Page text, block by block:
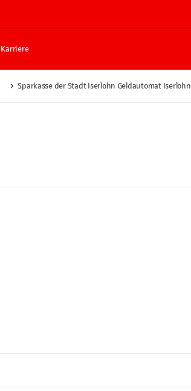
Karriere
Sparkasse der Stadt Iserlohn Geldautomat Iserlohn